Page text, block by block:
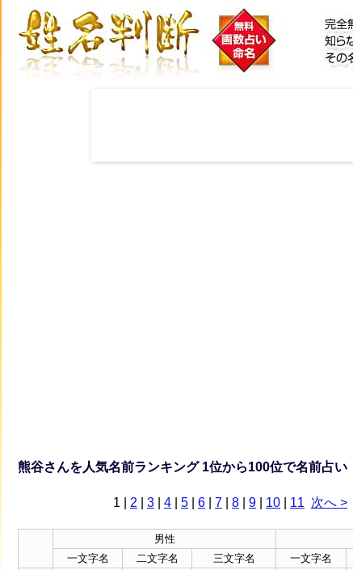
熊谷さんを人気名前ランキング 1位から100位で名前占い
1 2 3 4 5 6 7 8 9 10 11 次へ >
男性
一文字名
二文字名 三文字名 一文字名